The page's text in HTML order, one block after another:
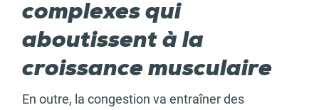
complexes qui
aboutissent à la
croissance musculaire
En outre, la congestion va entraîner des